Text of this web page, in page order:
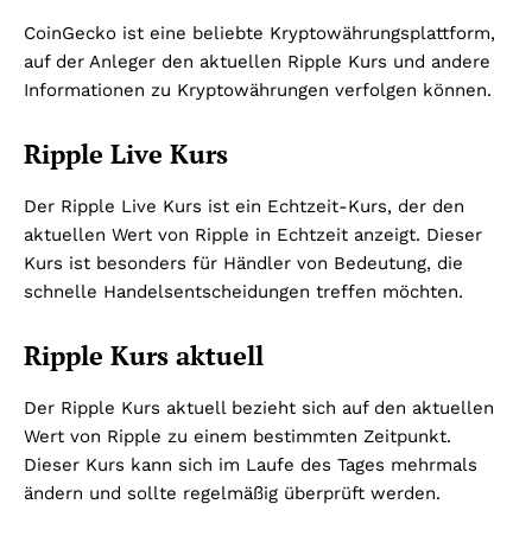
CoinGecko ist eine beliebte Kryptowährungsplattform,
auf der Anleger den aktuellen Ripple Kurs und andere
Informationen zu Kryptowährungen verfolgen können.
Ripple Live Kurs
Der Ripple Live Kurs ist ein Echtzeit-Kurs, der den
aktuellen Wert von Ripple in Echtzeit anzeigt. Dieser
Kurs ist besonders für Händler von Bedeutung, die
schnelle Handelsentscheidungen treffen möchten.
Ripple Kurs aktuell
Der Ripple Kurs aktuell bezieht sich auf den aktuellen
Wert von Ripple zu einem bestimmten Zeitpunkt.
Dieser Kurs kann sich im Laufe des Tages mehrmals
ändern und sollte regelmäßig überprüft werden.